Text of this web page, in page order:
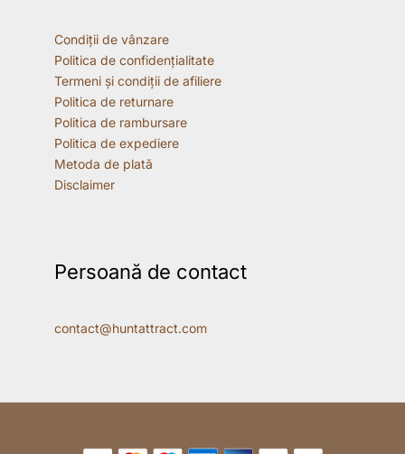
Condiții de vânzare
Politica de confidențialitate
Termeni și condiții de afiliere
Politica de returnare
Politica de rambursare
Politica de expediere
Metoda de plată
Disclaimer
Persoană de contact
contact@huntattract.com